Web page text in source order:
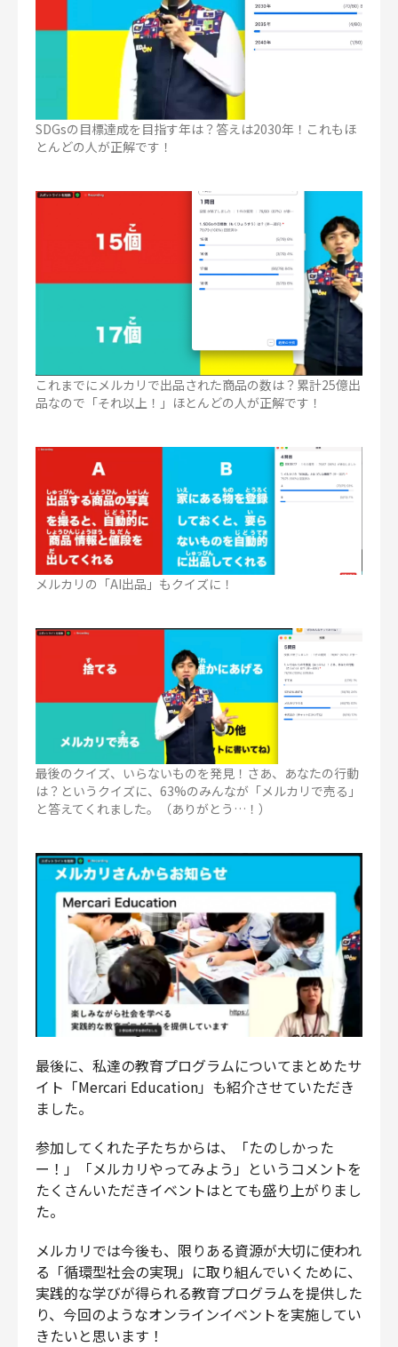
SDGsの目標達成を目指す年は？答えは2030年！これもほ
とんどの人が正解です！
これまでにメルカリで出品された商品の数は？累計25億出
品なので「それ以上！」ほとんどの人が正解です！
メルカリの「AI出品」もクイズに！
最後のクイズ、いらないものを発見！さあ、あなたの行動
は？というクイズに、63%のみんなが「メルカリで売る」
と答えてくれました。（ありがとう…！）
最後に、私達の教育プログラムについてまとめたサ
イト「Mercari Education」も紹介させていただき
ました。
参加してくれた子たちからは、「たのしかった
ー！」「メルカリやってみよう」というコメントを
たくさんいただきイベントはとても盛り上がりまし
た。
メルカリでは今後も、限りある資源が大切に使われ
る「循環型社会の実現」に取り組んでいくために、
実践的な学びが得られる教育プログラムを提供した
り、今回のようなオンラインイベントを実施してい
きたいと思います！